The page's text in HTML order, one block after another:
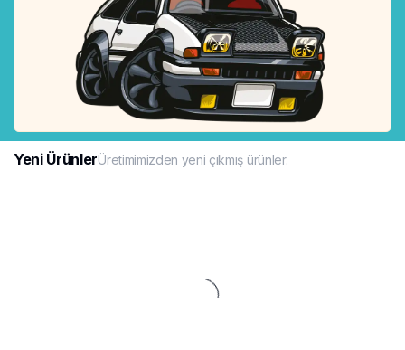
Yeni ÜrünlerÜretimimizden yeni çıkmış ürünler.